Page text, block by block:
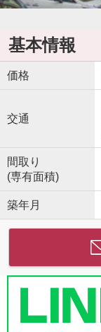
基本情報
価格
交通
間取り
(専有面積)
築年月